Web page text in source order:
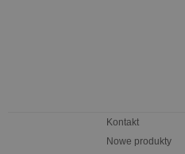
Kontakt
Nowe produkty